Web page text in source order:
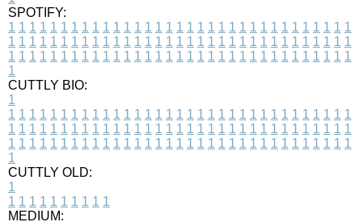
SPOTIFY:
1 1 1 1 1 1 1 1 1 1 1 1 1 1 1 1 1 1 1 1 1 1 1 1 1 1 1 1 1 1 1 1 1
1 1 1 1 1 1 1 1 1 1 1 1 1 1 1 1 1 1 1 1 1 1 1 1 1 1 1 1 1 1 1 1 1
1 1 1 1 1 1 1 1 1 1 1 1 1 1 1 1 1 1 1 1 1 1 1 1 1 1 1 1 1 1 1 1 1
1
CUTTLY BIO:
1
1 1 1 1 1 1 1 1 1 1 1 1 1 1 1 1 1 1 1 1 1 1 1 1 1 1 1 1 1 1 1 1 1
1 1 1 1 1 1 1 1 1 1 1 1 1 1 1 1 1 1 1 1 1 1 1 1 1 1 1 1 1 1 1 1 1
1 1 1 1 1 1 1 1 1 1 1 1 1 1 1 1 1 1 1 1 1 1 1 1 1 1 1 1 1 1 1 1 1
1
CUTTLY OLD:
1
1 1 1 1 1 1 1 1 1 1
MEDIUM: